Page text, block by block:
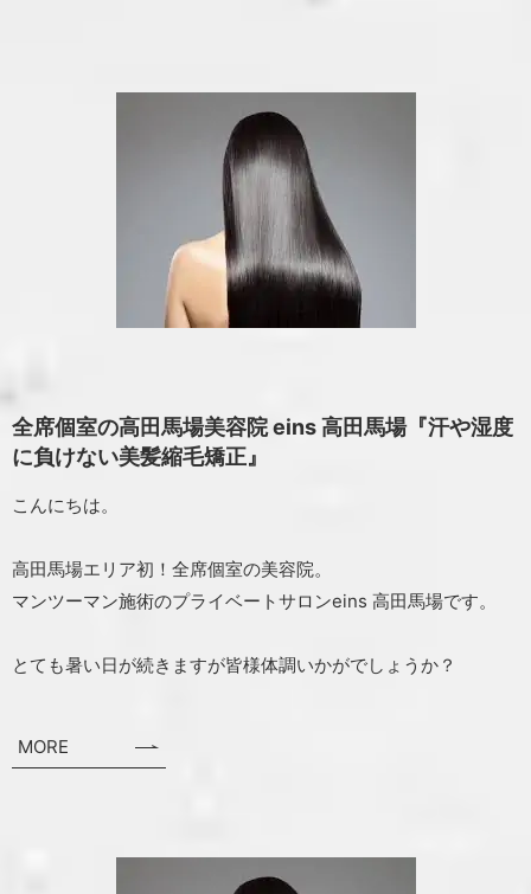
全席個室の高田馬場美容院 eins 高田馬場『汗や湿度
に負けない美髪縮毛矯正』
こんにちは。
高田馬場エリア初！全席個室の美容院。
マンツーマン施術のプライベートサロンeins 高田馬場です。
とても暑い日が続きますが皆様体調いかがでしょうか？
MORE